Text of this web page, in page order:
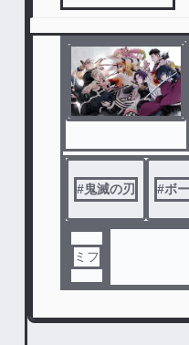
#鬼滅の刃 #ボ
ミフ